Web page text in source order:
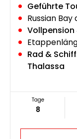
Geführte
Russian
Vollpension
Rad &
Thalassa
Tage
8